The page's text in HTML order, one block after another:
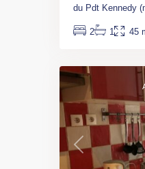
du Pdt Kennedy
2 1 45
Montreuil,
Paris
Previous